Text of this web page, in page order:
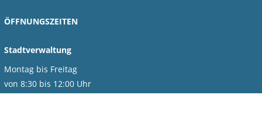
ÖFFNUNGSZEITEN
Stadtverwaltung
Montag bis Freitag
von 8:30 bis 12:00 Uhr